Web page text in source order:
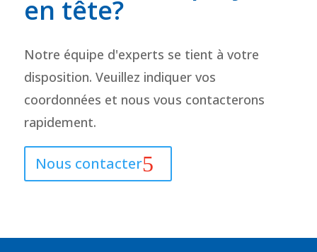
en tête?
Notre équipe d'experts se tient à votre
disposition. Veuillez indiquer vos
coordonnées et nous vous contacterons
rapidement.
Nous contacter